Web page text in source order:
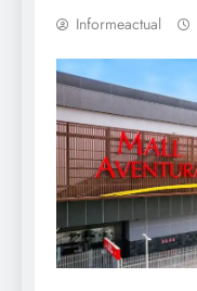
Informeactual